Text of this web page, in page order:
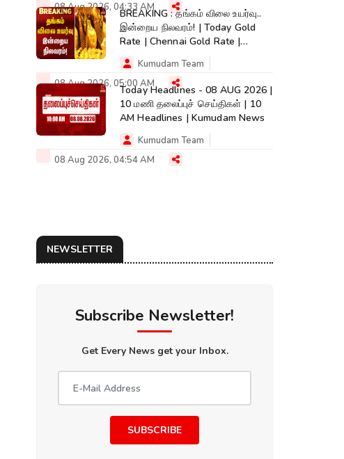
08 Aug 2026, 04:33 AMBREAKING : தங்கம் விலை உயர்வு..
இன்றைய நிலவரம்! | Today Gold
Rate | Chennai Gold Rate |
Kumudam
Kumudam Team
08 Aug 2026, 05:00 AMToday Headlines - 08 AUG 2026 |
10 மணி தலைப்புச் செய்திகள் | 10
AM Headlines | Kumudam News
Kumudam Team
08 Aug 2026, 04:54 AM
NEWSLETTER
Subscribe Newsletter!
Get Every News get your Inbox.
SUBSCRIBE